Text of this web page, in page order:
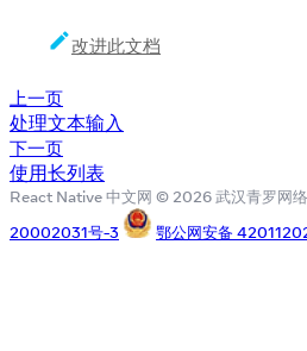
改进此文档
上一页
处理文本输入
下一页
使用长列表
React Native 中文网 © 2026 武汉青罗网
20002031号-3
鄂公网安备